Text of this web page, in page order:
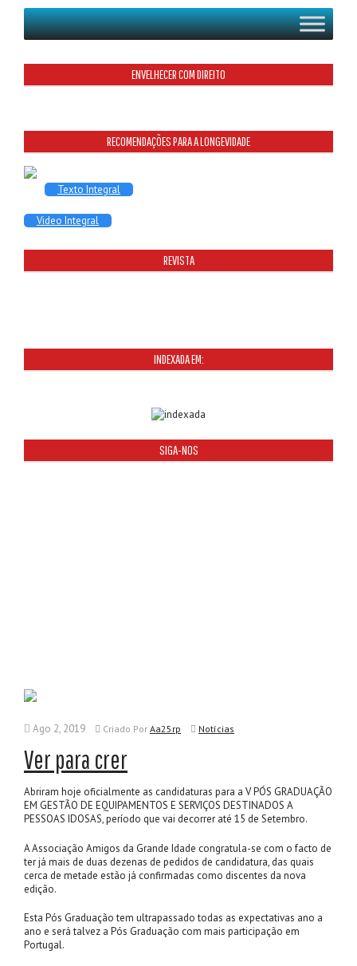
ENVELHECER COM DIREITO
RECOMENDAÇÕES PARA A LONGEVIDADE
Texto Integral
Video Integral
REVISTA
INDEXADA EM:
SIGA-NOS
Ago 2, 2019 Criado Por Aa25rp Notícias
Ver para crer
Abriram hoje oficialmente as candidaturas para a V PÓS GRADUAÇÃO
EM GESTÃO DE EQUIPAMENTOS E SERVIÇOS DESTINADOS A
PESSOAS IDOSAS, período que vai decorrer até 15 de Setembro.
A Associação Amigos da Grande Idade congratula-se com o facto de
ter já mais de duas dezenas de pedidos de candidatura, das quais
cerca de metade estão já confirmadas como discentes da nova
edição.
Esta Pós Graduação tem ultrapassado todas as expectativas ano a
ano e será talvez a Pós Graduação com mais participação em
Portugal.